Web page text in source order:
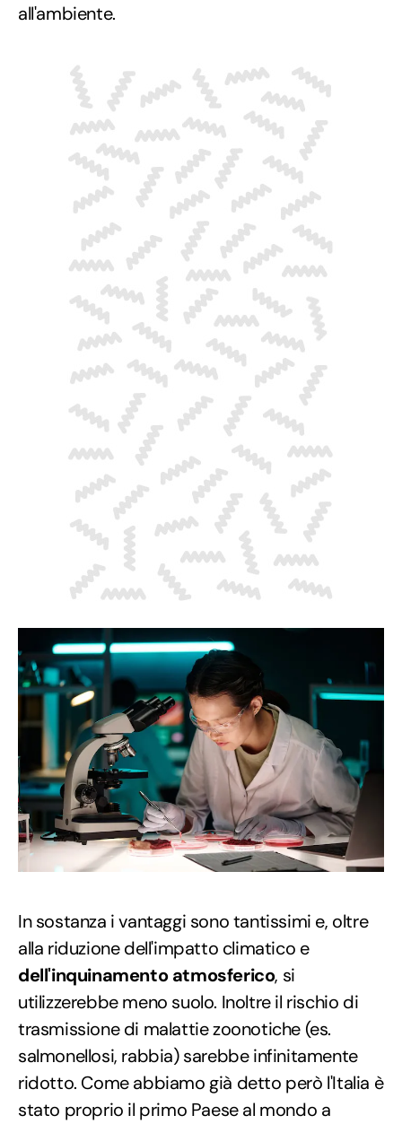
all'ambiente.
In sostanza i vantaggi sono tantissimi e, oltre
alla riduzione dell'impatto climatico e
dell'inquinamento atmosferico, si
utilizzerebbe meno suolo. Inoltre il rischio di
trasmissione di malattie zoonotiche (es.
salmonellosi, rabbia) sarebbe infinitamente
ridotto. Come abbiamo già detto però l'Italia è
stato proprio il primo Paese al mondo a